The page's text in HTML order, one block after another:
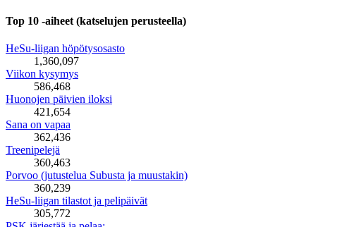
Top 10 -aiheet (katselujen perusteella)
HeSu-liigan höpötysosasto
1,360,097
Viikon kysymys
586,468
Huonojen päivien iloksi
421,654
Sana on vapaa
362,436
Treenipelejä
360,463
Porvoo (jutustelua Subusta ja muustakin)
360,239
HeSu-liigan tilastot ja pelipäivät
305,772